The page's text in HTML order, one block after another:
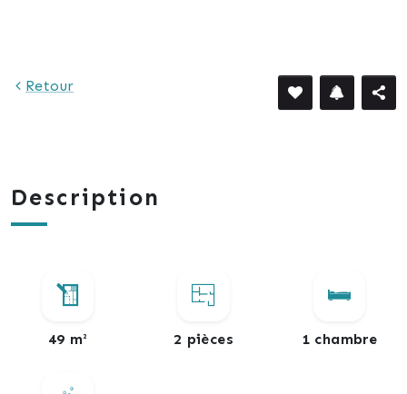
Retour
Description
49 m² 2 pièces 1 chambre